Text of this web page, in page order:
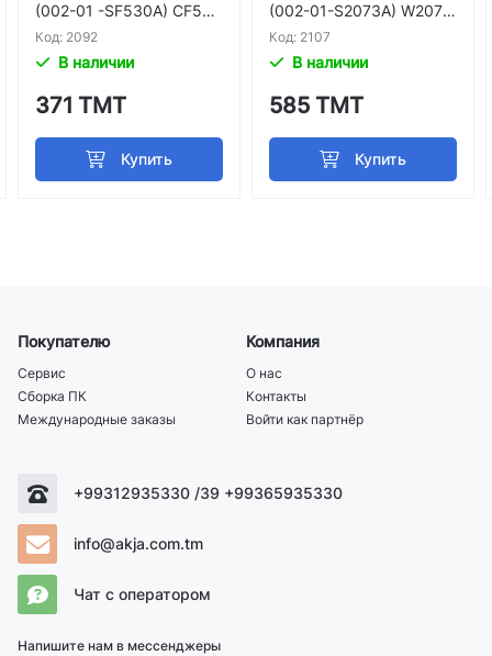
(002-01 -SF530A) CF530
A Black HP Color LaserJet
Pro M154 M180 M181 MF
Код: 2092
В наличии
371 ТМТ
(002-01-S2073A) W2073
A (117A) Magenta HP Colo
r Laser 150 MFP 178 179
Код: 2107
В наличии
585 ТМТ
Покупателю
Сервис
Сборка ПК
Международные заказы
Компания
О нас
Контакты
Войти как партнёр
+99312935330 /39 +99365935330
info@akja.com.tm
Чат с оператором
Напишите нам в мессенджеры